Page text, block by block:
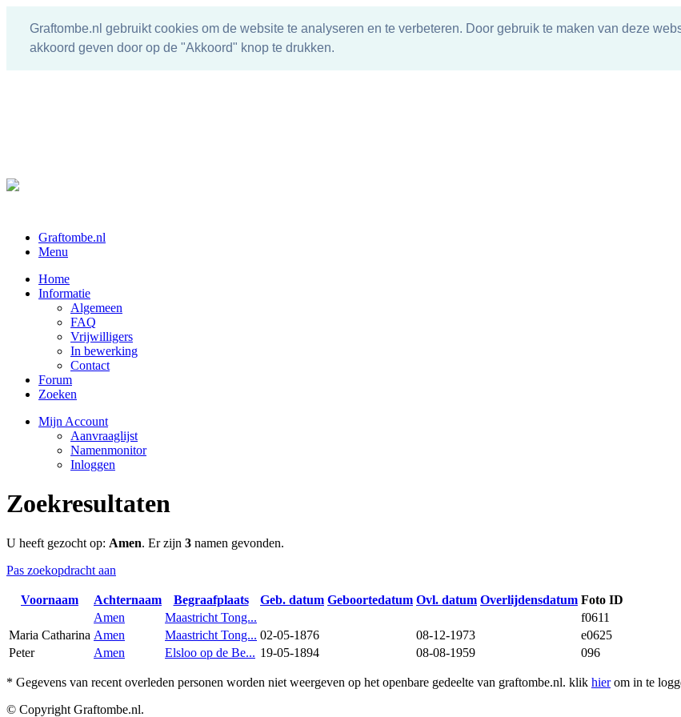
Graftombe.nl gebruikt cookies om de website te analyseren en te verbeteren. Door gebruik te maken van deze
akkoord geven door op de "Akkoord" knop te drukken.
Graftombe.nl
Menu
Home
Informatie
Algemeen
FAQ
Vrijwilligers
In bewerking
Contact
Forum
Zoeken
Mijn Account
Aanvraaglijst
Namenmonitor
Inloggen
Zoekresultaten
U heeft gezocht op: Amen. Er zijn 3 namen gevonden.
Pas zoekopdracht aan
Voornaam Achternaam Begraafplaats Geb. datum Geboortedatum Ovl. datum Overlijdensdatum Foto ID
Amen
Maastricht Tong...
f0611
Maria Catharina Amen Maastricht Tong... 02-05-1876 08-12-1973
e0625
Peter
Amen Elsloo op de Be... 19-05-1894 08-08-1959 096
* Gegevens van recent overleden personen worden niet weergeven op het openbare gedeelte van graftombe.nl. klik hierom in te
© Copyright Graftombe.nl.